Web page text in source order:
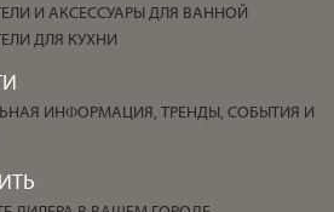
И АКСЕССУАРЫ ДЛЯ ВАННОЙ
ДЛЯ КУХНИ
ИНФОРМАЦИЯ, ТРЕНДЫ, СОБЫТИЯ И